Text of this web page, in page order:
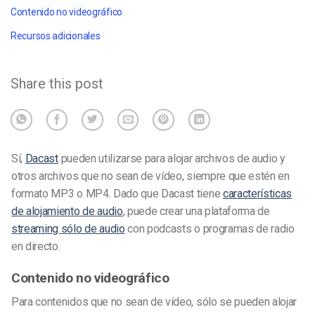
Contenido no videográfico
Recursos adicionales
Share this post
Sí, Dacastpueden utilizarse para alojar archivos de audio y
otros archivos que no sean de vídeo, siempre que estén en
formato MP3 o MP4. Dado que Dacast tiene características
de alojamiento de audio, puede crear unaplataforma de
streaming sólo de audio con podcasts o programas de radio
en directo.
Contenido no videográfico
Para contenidos que no sean de vídeo, sólo se pueden alojar